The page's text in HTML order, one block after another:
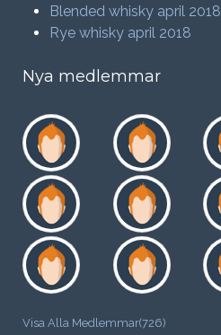
Blended whisky april 2018
Rye whisky april 2018
Nya medlemmar
Visa Alla Medlemmar(726)